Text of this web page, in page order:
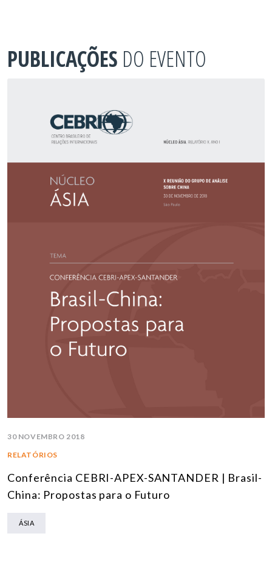
PUBLICAÇÕES DO EVENTO
30 NOVEMBRO 2018
RELATÓRIOS
Conferência CEBRI-APEX-SANTANDER | Brasil-
China: Propostas para o Futuro
ÁSIA